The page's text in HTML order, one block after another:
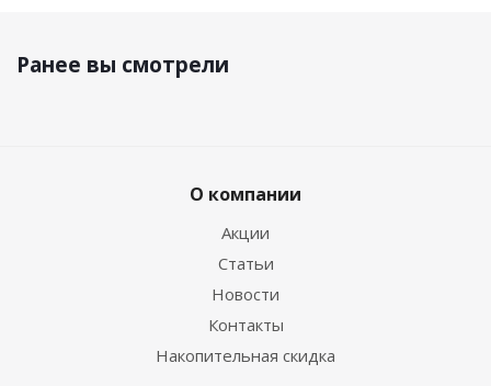
Ранее вы смотрели
О компании
Акции
Статьи
Новости
Контакты
Накопительная скидка